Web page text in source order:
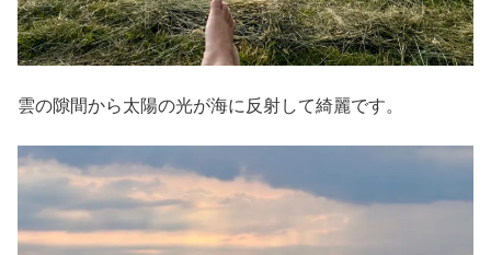
雲の隙間から太陽の光が海に反射して綺麗です。